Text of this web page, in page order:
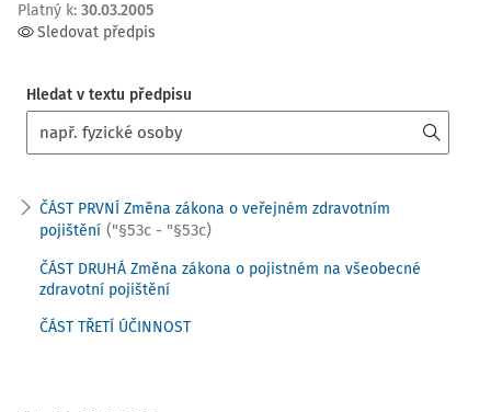
Platný k: 30.03.2005
Sledovat předpis
Hledat v textu předpisu
ČÁST PRVNÍ Změna zákona o veřejném zdravotním
pojištění ("§53c - "§53c)
ČÁST DRUHÁ Změna zákona o pojistném na všeobecné
zdravotní pojištění
ČÁST TŘETÍ ÚČINNOST